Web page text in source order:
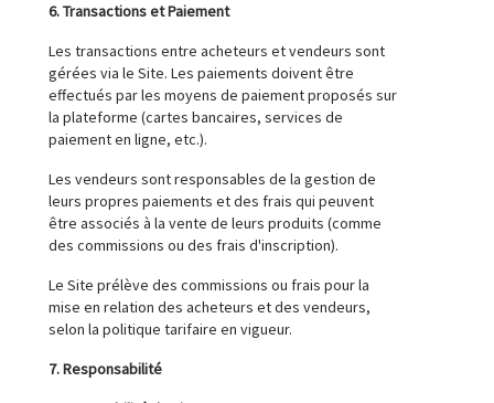
6. Transactions et Paiement
Les transactions entre acheteurs et vendeurs sont
gérées via le Site. Les paiements doivent être
effectués par les moyens de paiement proposés sur
la plateforme (cartes bancaires, services de
paiement en ligne, etc.).
Les vendeurs sont responsables de la gestion de
leurs propres paiements et des frais qui peuvent
être associés à la vente de leurs produits (comme
des commissions ou des frais d'inscription).
Le Site prélève des commissions ou frais pour la
mise en relation des acheteurs et des vendeurs,
selon la politique tarifaire en vigueur.
7. Responsabilité